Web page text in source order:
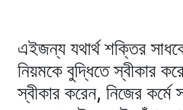
এইজন্য যথার্থ শক্তির
নিয়মকে বুদ্ধিতে স্বীকার
স্বীকার করেন, নিজের কর্মে